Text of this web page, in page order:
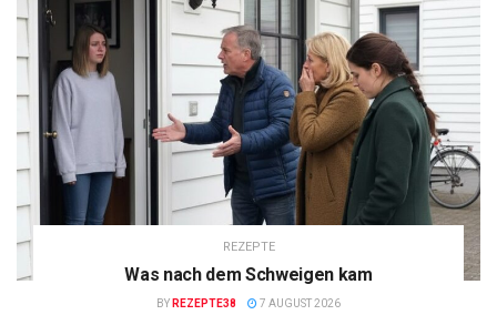
REZEPTE
Was nach dem Schweigen kam
BY REZEPTE38 7 AUGUST 2026